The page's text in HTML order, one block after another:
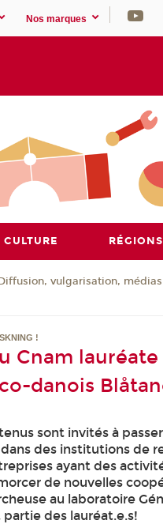
Nos marques
CULTURE RÉGIONS
vulgarisation, médias
!
Cnam
danois
sont invités à
des institutions de
ayant des
de nouvelles
au laboratoire
des lauréat.e.s!